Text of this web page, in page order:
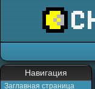
Навигация
Заглавная страница